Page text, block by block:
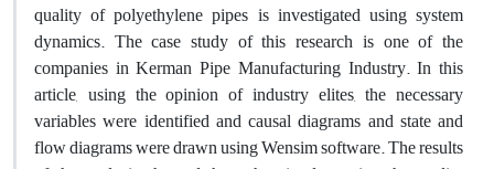
quality of polyethylene pipes is investigated using system
dynamics. The case study of this research is one of the
companies in Kerman Pipe Manufacturing Industry. In this
article, using the opinion of industry elites, the necessary
variables were identified and causal diagrams and state and
flow diagrams were drawn using Wensim software. The results